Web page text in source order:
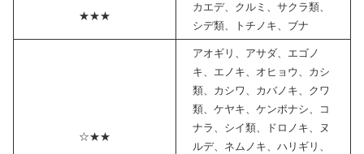
★★★
カエデ、クルミ、サクラ類、
シデ類、トチノキ、ブナ
☆★★
アオギリ、アサダ、エゴノ
キ、エノキ、オヒョウ、カシ
類、カシワ、カバノキ、クワ
類、ケヤキ、ケンポナシ、コ
ナラ、シイ類、ドロノキ、ヌ
ルデ、ネムノキ、ハリギリ、